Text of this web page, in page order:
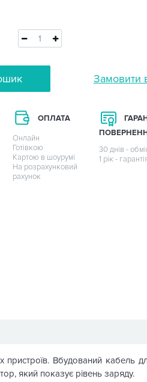
Замовити
ОПЛАТА
Онлайн
Готівкою
Картою в шоурумі
На розрахунковий
рахунок
30 днів -
1 рік -
Вбудований кабель
який показує рівень заряду.